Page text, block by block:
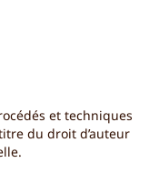
et techniques
du droit d’auteur